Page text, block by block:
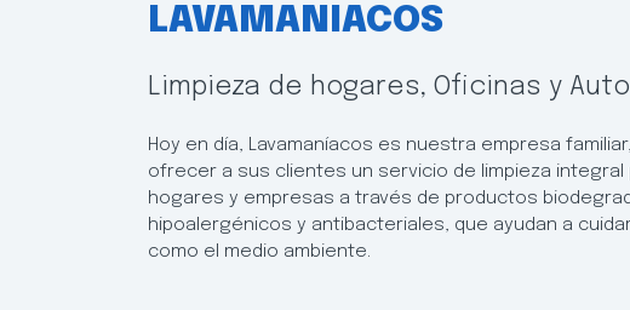
LAVAMANIACOS
Limpieza de hogares, Oficinas y
Hoy en día, Lavamaníacos es nuestra empresa
ofrecer a sus clientes un servicio de limpieza integral
hogares y empresas a través de productos
hipoalergénicos y antibacteriales, que ayudan a
como el medio ambiente.